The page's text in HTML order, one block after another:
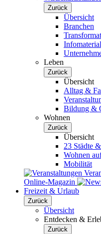
Zurück
Übersicht
Branchen
Leben
Zurück
Übersicht
Alltag &
Bildung &
Wohnen
Zurück
Übersicht
23 Städte
Wohnen
Mobilität
Online-Magazin
Freizeit & Urlaub
Zurück
Übersicht
Entdecken &
Zurück